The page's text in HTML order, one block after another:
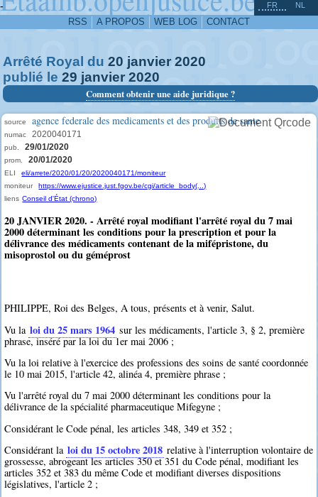
-
RSS A PROPOS WEB LOG CONTACT
FR NL
Arrêté Royal du 20 janvier 2020
publié le 29 janvier 2020
Comment obtenir une aide juridique ?
source agence federale des medicaments et des produits de sante
numac 2020040171
pub. 29/01/2020
prom. 20/01/2020
ELI
eli/arrete/2020/01/20/2020040171/moniteur
moniteur
https://www.ejustice.just.fgov.be/cgi/article_body(...)
liens Conseil d'État (chrono)
20 JANVIER 2020. - Arrêté royal modifiant l'arrêté royal du 7 mai
2000 déterminant les conditions pour la prescription et pour la
délivrance des médicaments contenant de la mifépristone, du
misoprostol ou du géméprost
PHILIPPE, Roi des Belges, A tous, présents et à venir, Salut.
Vu la loi du 25 mars 1964 sur les médicaments, l'article 3, § 2, première
phrase, inséré par la loi du 1er mai 2006 ;
Vu la loi relative à l'exercice des professions des soins de santé coordonnée
le 10 mai 2015, l'article 42, alinéa 4, première phrase ;
Vu l'arrêté royal du 7 mai 2000 déterminant les conditions pour la
délivrance de la spécialité pharmaceutique Mifegyne ;
Considérant le Code pénal, les articles 348, 349 et 352 ;
Considérant la loi du 15 octobre 2018 relative à l'interruption volontaire de
grossesse, abrogeant les articles 350 et 351 du Code pénal, modifiant les
articles 352 et 383 du même Code et modifiant diverses dispositions
législatives, l'article 2 ;
^